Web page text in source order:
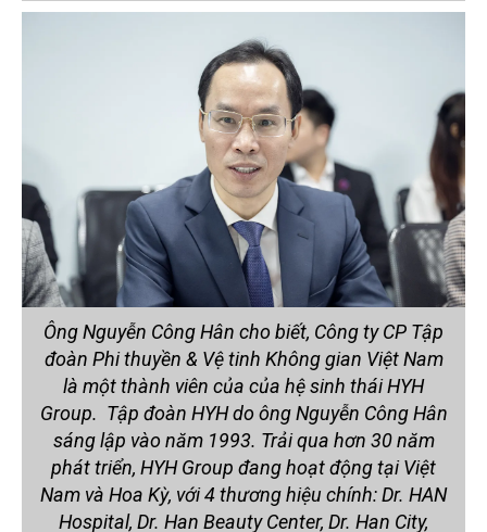
Ông Nguyễn Công Hân cho biết, Công ty CP Tập
đoàn Phi thuyền & Vệ tinh Không gian Việt Nam
là một thành viên của của hệ sinh thái HYH
Group. Tập đoàn HYH do ông Nguyễn Công Hân
sáng lập vào năm 1993. Trải qua hơn 30 năm
phát triển, HYH Group đang hoạt động tại Việt
Nam và Hoa Kỳ, với 4 thương hiệu chính: Dr. HAN
Hospital, Dr. Han Beauty Center, Dr. Han City,